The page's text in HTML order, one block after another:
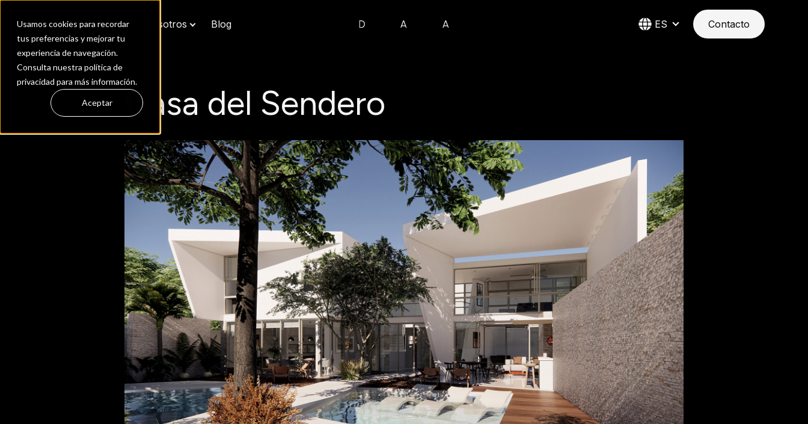
Usamos cookies para recordar
tus preferencias y mejorar tu
experiencia de navegación.
Consulta nuestra política de
privacidad para más información.
Aceptar
Inicio Proyectos Nosotros Blog ES Contacto
Casa del Sendero